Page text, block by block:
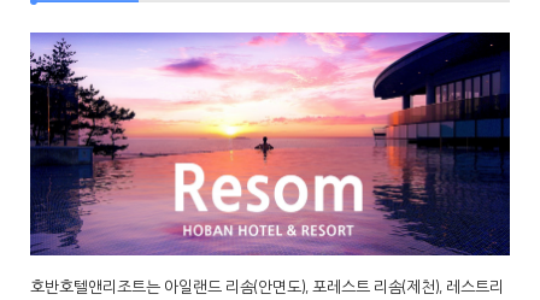
호반호텔앤리조트는 아일랜드 리솜(안면도), 포레스트 리솜(제천), 레스트리